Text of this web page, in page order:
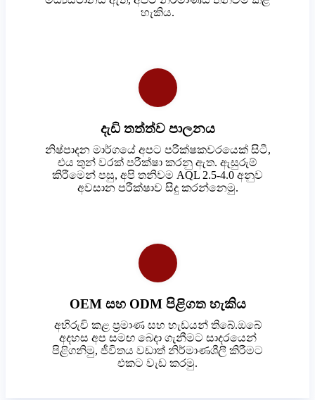
හැකිය.
දැඩි තත්ත්ව පාලනය
නිෂ්පාදන මාර්ගයේ අපට පරීක්ෂකවරයෙක් සිටී,
එය තුන් වරක් පරීක්ෂා කරනු ඇත. ඇසුරුම්
කිරීමෙන් පසු, අපි තනිවම AQL 2.5-4.0 අනුව
අවසාන පරීක්ෂාව සිදු කරන්නෙමු.
OEM සහ ODM පිළිගත හැකිය
අභිරුචි කළ ප්‍රමාණ සහ හැඩයන් තිබේ.ඔබේ
අදහස අප සමඟ බෙදා ගැනීමට සාදරයෙන්
පිළිගනිමු, ජීවිතය වඩාත් නිර්මාණශීලී කිරීමට
එකට වැඩ කරමු.